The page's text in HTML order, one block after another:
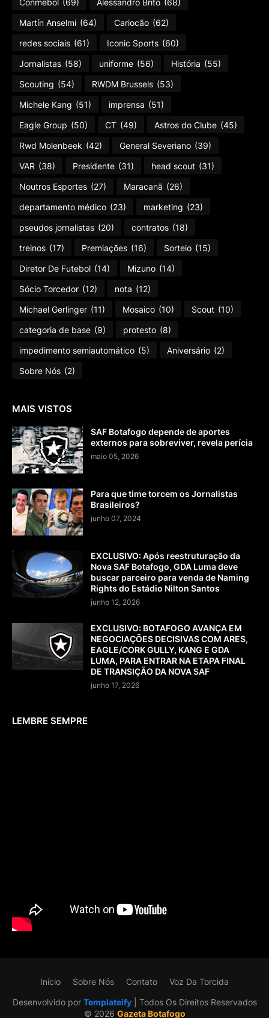
Martín Anselmi (64) Cariocão (62)
redes sociais (61) Iconic Sports (60)
Jornalistas (58) uniforme (56) História (55)
Scouting (54) RWDM Brussels (53)
Michele Kang (51) imprensa (51)
Eagle Group (50) CT (49) Astros do Clube (45)
Rwd Molenbeek (42) General Severiano (39)
VAR (38) Presidente (31) head scout (31)
Noutros Esportes (27) Maracanã (26)
departamento médico (23) marketing (23)
pseudos jornalistas (20) contratos (18)
treinos (17) Premiações (16) Sorteio (15)
Diretor De Futebol (14) Mizuno (14)
Sócio Torcedor (12) nota (12)
Michael Gerlinger (11) Mosaico (10) Scout (10)
categoria de base (9) protesto (8)
impedimento semiautomático (5) Aniversário (2)
Sobre Nós (2)
MAIS VISTOS
SAF Botafogo depende de aportes
externos para sobreviver, revela perícia
maio 05, 2026
Para que time torcem os Jornalistas
Brasileiros?
junho 07, 2024
EXCLUSIVO: Após reestruturação da
Nova SAF Botafogo, GDA Luma deve
buscar parceiro para venda de Naming
Rights do Estádio Nilton Santos
junho 12, 2026
EXCLUSIVO: BOTAFOGO AVANÇA EM
NEGOCIAÇÕES DECISIVAS COM ARES,
EAGLE/CORK GULLY, KANG E GDA
LUMA, PARA ENTRAR NA ETAPA FINAL
DE TRANSIÇÃO DA NOVA SAF
junho 17, 2026
LEMBRE SEMPRE
Desenvolvido por Templateify| Todos Os Direitos Reservados
©️ 2026 Gazeta Botafogo
Início Sobre Nós Contato Voz Da Torcida